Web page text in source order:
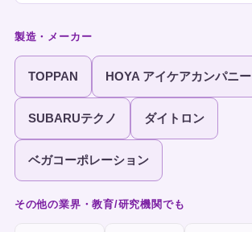
製造・メーカー
TOPPAN HOYA アイケアカンパニー
SUBARUテクノ ダイトロン
ベガコーポレーション
その他の業界・教育/研究機関でも